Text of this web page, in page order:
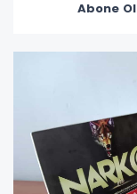
Abone Ol